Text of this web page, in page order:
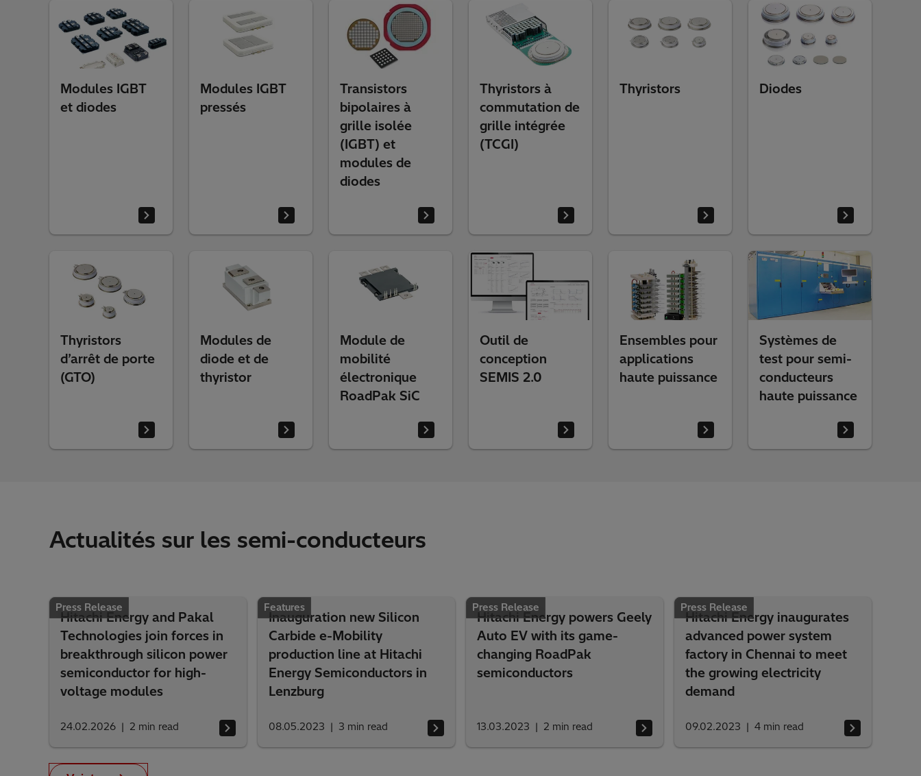
Modules IGBT
et diodes
Modules IGBT
pressés
Transistors
bipolaires à
grille isolée
(IGBT) et
modules de
diodes
Thyristors à
commutation de
grille intégrée
(TCGI)
Thyristors Diodes
Thyristors
d’arrêt de porte
(GTO)
Modules de
diode et de
thyristor
Module de
mobilité
électronique
RoadPak SiC
Outil de
conception
SEMIS 2.0
Ensembles pour
applications
haute puissance
Systèmes de
test pour semi-
conducteurs
haute puissance
Actualités sur les semi-conducteurs
Press Release
Hitachi Energy and Pakal
Technologies join forces in
breakthrough silicon power
semiconductor for high-
voltage modules
24.02.2026 2 min read
Features
Inauguration new Silicon
Carbide e-Mobility
production line at Hitachi
Energy Semiconductors in
Lenzburg
08.05.2023 3 min read
Press Release
Hitachi Energy powers Geely
Auto EV with its game-
changing RoadPak
semiconductors
13.03.2023 2 min read
Press Release
Hitachi Energy inaugurates
advanced power system
factory in Chennai to meet
the growing electricity
demand
09.02.2023 4 min read